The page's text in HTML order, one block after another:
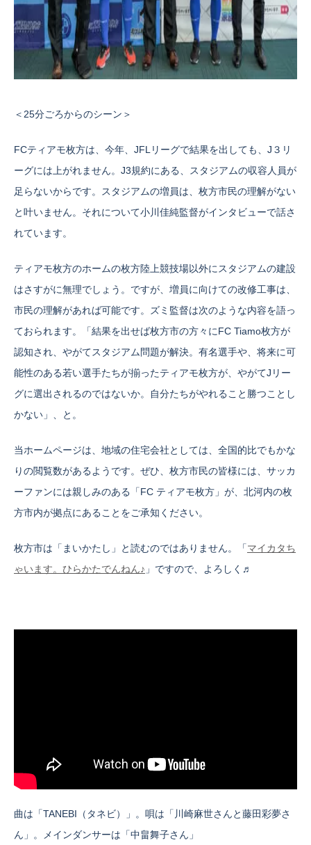
＜25分ごろからのシーン＞
FCティアモ枚方は、今年、JFLリーグで結果を出しても、J３リ
ーグには上がれません。J3規約にある、スタジアムの収容人員が
足らないからです。スタジアムの増員は、枚方市民の理解がない
と叶いません。それについて小川佳純監督がインタビューで話さ
れています。
ティアモ枚方のホームの枚方陸上競技場以外にスタジアムの建設
はさすがに無理でしょう。ですが、増員に向けての改修工事は、
市民の理解があれば可能です。ズミ監督は次のような内容を語っ
ておられます。「結果を出せば枚方市の方々にFC Tiamo枚方が
認知され、やがてスタジアム問題が解決。有名選手や、将来に可
能性のある若い選手たちが揃ったティアモ枚方が、やがてJリー
グに選出されるのではないか。自分たちがやれること勝つことし
かない」、と。
当ホームページは、地域の住宅会社としては、全国的比でもかな
りの閲覧数があるようです。ぜひ、枚方市民の皆様には、サッカ
ーファンには親しみのある「FC ティアモ枚方」が、北河内の枚
方市内が拠点にあることをご承知ください。
枚方市は「まいかたし」と読むのではありません。「マイカタち
ゃいます。ひらかたでんねん♪ 」ですので、よろしく♬
曲は「TANEBI（タネビ）」。唄は「川崎麻世さんと藤田彩夢さ
ん」。メインダンサーは「中畠舞子さん」